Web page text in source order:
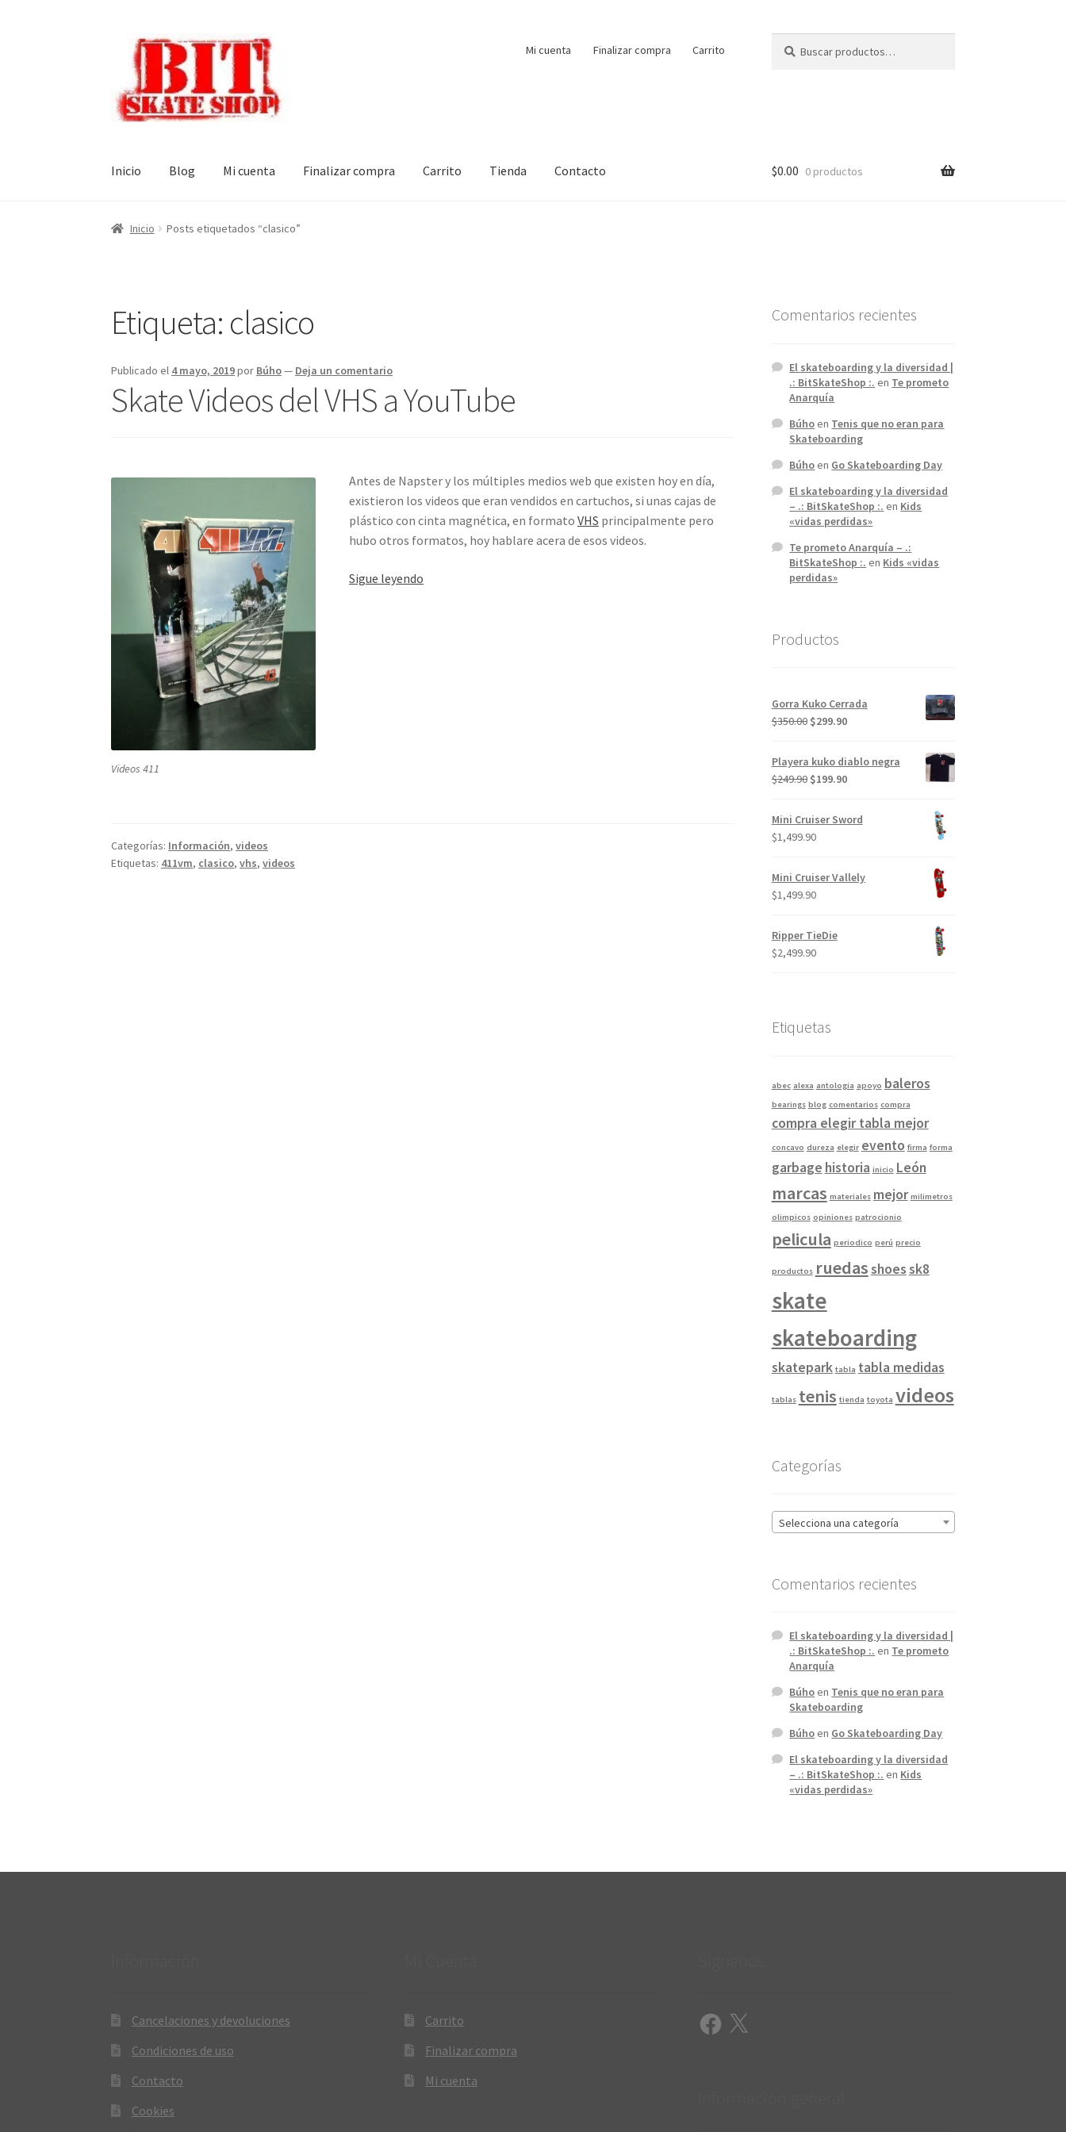
navegación
contenido
Mi cuenta Finalizar compra Carrito
por:
Inicio Blog Mi cuenta Finalizar compra Carrito Tienda Contacto $0.00 0 productos
Inicio Posts etiquetados “clasico”
Etiqueta: clasico
Publicado el 4 mayo, 2019por Búho— Deja un comentario
Skate Videos del VHS a YouTube
Videos 411
Antes de Napster y los múltiples medios web que existen hoy en día,
existieron los videos que eran vendidos en cartuchos, si unas cajas de
plástico con cinta magnética, en formato VHS principalmente pero
hubo otros formatos, hoy hablare acera de esos videos.
Sigue leyendoSkate
Categorías: Información,videos
Etiquetas: 411vm, clasico,vhs,videos
Comentarios recientes
El skateboarding y la diversidad |
.: BitSkateShop :. en Te prometo
Anarquía
Búhoen Tenis que no eran para
Skateboarding
Búhoen Go Skateboarding Day
El skateboarding y la diversidad
– .: BitSkateShop :. en Kids
«vidas perdidas»
Te prometo Anarquía – .:
BitSkateShop :. en Kids «vidas
perdidas»
Productos
Gorra Kuko Cerrada
$350.00 El
original
era:
$299.90El
actual
es:
Playera kuko diablo negra
$249.90 El
original
era:
$199.90El
actual
Mini Cruiser Sword
$1,499.90
Mini Cruiser Vallely
$1,499.90
Ripper TieDie
$2,499.90
Etiquetas
abec alexa antologia apoyo baleros
bearings blog comentarios compra
compra elegir tabla mejor
concavo dureza elegir evento firma forma
garbage historia inicio León
marcas materiales mejor milimetros
olimpicos opiniones patrocionio
pelicula periodico perú precio
productos ruedasshoessk8
skate
skateboarding
skatepark tabla tabla medidas
tablas tenis tienda toyota videos
Categorías
Selecciona una categoría
Comentarios recientes
El skateboarding y la diversidad |
.: BitSkateShop :. en Te prometo
Anarquía
Búhoen Tenis que no eran para
Skateboarding
Búhoen Go Skateboarding Day
El skateboarding y la diversidad
– .: BitSkateShop :. en Kids
«vidas perdidas»
Cancelaciones y devoluciones
Condiciones de uso
Contacto
Cookies
Carrito
Finalizar compra
Mi cuenta
Facebook
X